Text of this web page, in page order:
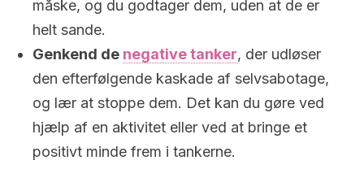
måske, og du godtager dem, uden at de er
helt sande.
Genkend de negative tanker, der udløser
den efterfølgende kaskade af selvsabotage,
og lær at stoppe dem. Det kan du gøre ved
hjælp af en aktivitet eller ved at bringe et
positivt minde frem i tankerne.